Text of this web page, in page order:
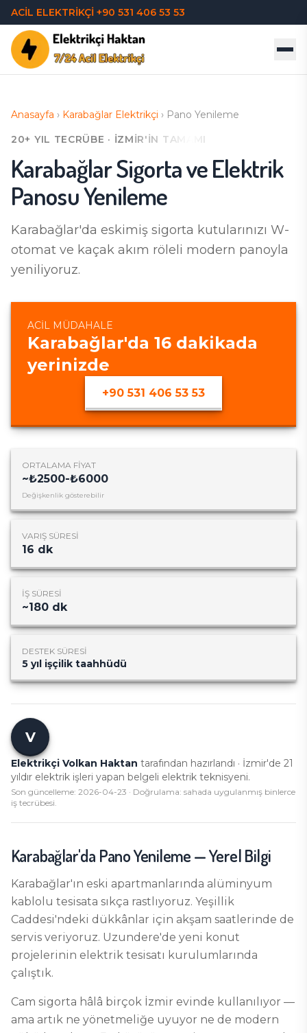
ACİL ELEKTRİKÇİ +90 531 406 53 53
Anasayfa › Karabağlar Elektrikçi › Pano Yenileme
20+ YIL TECRÜBE · İZMIR'IN TAMAMI
KarabağlarSigorta ve Elektrik
Panosu Yenileme
Karabağlar'da eskimiş sigorta kutularınızı W-
otomat ve kaçak akım röleli modern panoyla
yeniliyoruz.
ACIL MÜDAHALE
Karabağlar'da 16 dakikada
yerinizde
+90 531 406 53 53
ORTALAMA FIYAT
~₺2500-₺6000
Değişkenlik gösterebilir
VARIŞ SÜRESI
16 dk
İŞ SÜRESI
~180 dk
DESTEK SÜRESI
5 yıl işçilik taahhüdü
V
Elektrikçi Volkan Haktan tarafından hazırlandı · İzmir'de 21
yıldır elektrik işleri yapan belgeli elektrik teknisyeni.
Son güncelleme: 2026-04-23 · Doğrulama: sahada uygulanmış binlerce
iş tecrübesi.
Karabağlar'da Pano Yenileme— Yerel Bilgi
Karabağlar'ın eski apartmanlarında alüminyum
kablolu tesisata sıkça rastlıyoruz. Yeşillik
Caddesi'ndeki dükkânlar için akşam saatlerinde de
servis veriyoruz. Uzundere'de yeni konut
projelerinin elektrik tesisatı kurulumlarında
çalıştık.
Cam sigorta hâlâ birçok İzmir evinde kullanılıyor —
ama artık ne yönetmeliğe uyuyor ne de modern